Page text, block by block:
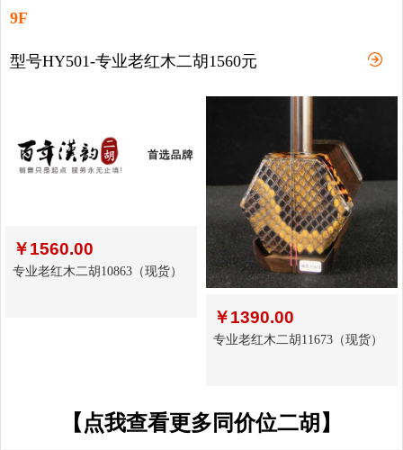
9F
型号HY501-专业老红木二胡1560元
￥1560.00
专业老红木二胡10863（现货）
￥1390.00
专业老红木二胡11673（现货）
【点我查看更多同价位二胡】